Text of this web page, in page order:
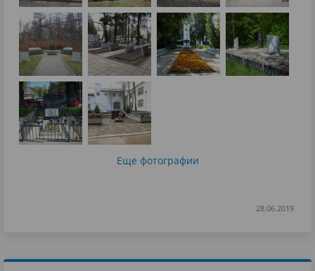
Еще фотографии
28.06.2019